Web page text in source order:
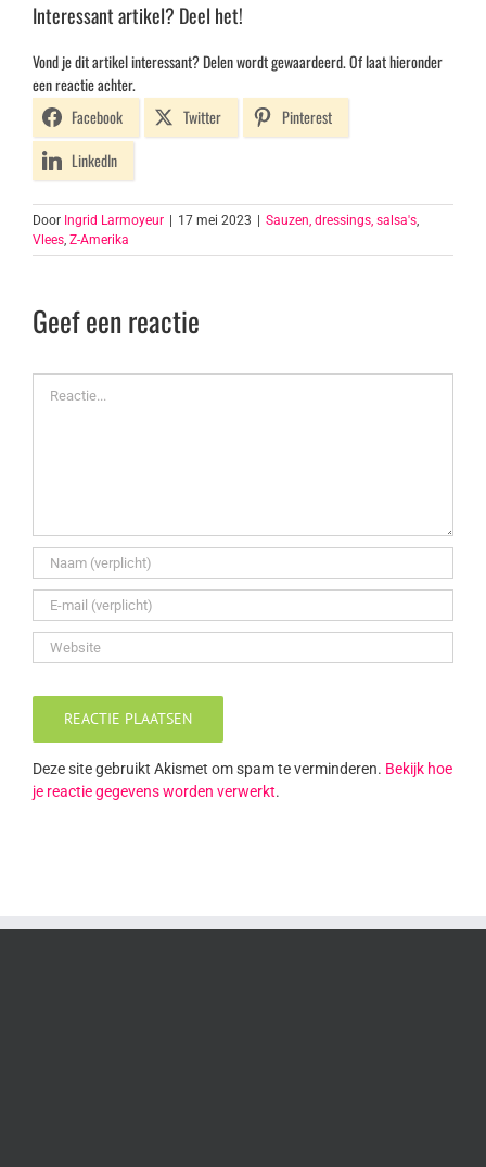
Interessant artikel? Deel het!
Vond je dit artikel interessant? Delen wordt gewaardeerd. Of laat hieronder
een reactie achter.
Facebook
Twitter
Pinterest
LinkedIn
Door Ingrid Larmoyeur 17 mei 2023 Sauzen, dressings, salsa's,
Vlees, Z-Amerika
Geef een reactie
Deze site gebruikt Akismet om spam te verminderen. Bekijk hoe
je reactie gegevens worden verwerkt.